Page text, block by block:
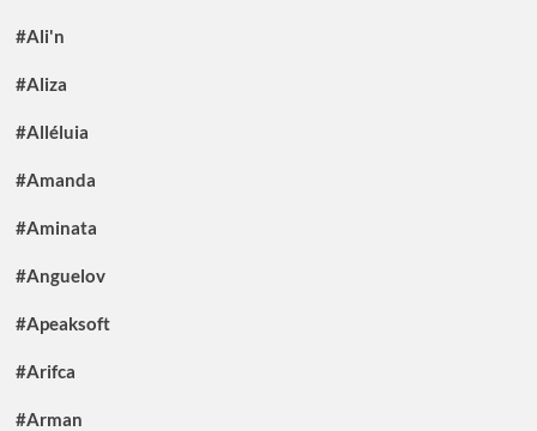
#Ali'n
#Aliza
#Alléluia
#Amanda
#Aminata
#Anguelov
#Apeaksoft
#Arifca
#Arman